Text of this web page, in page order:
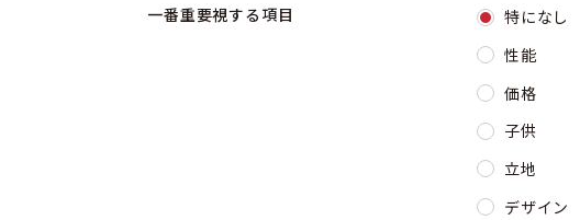
一番重要視する項目
特になし
性能
価格
子供
立地
デザイン